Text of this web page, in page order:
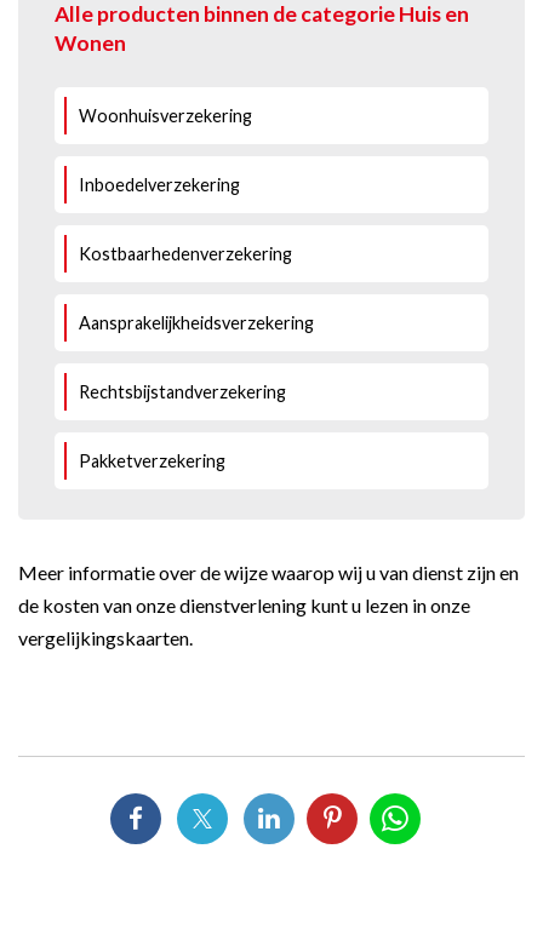
Alle producten binnen de categorie Huis en
Wonen
Woonhuisverzekering
Inboedelverzekering
Kostbaarhedenverzekering
Aansprakelijkheidsverzekering
Rechtsbijstandverzekering
Pakketverzekering
Meer informatie over de wijze waarop wij u van dienst zijn en
de kosten van onze dienstverlening kunt u lezen in onze
vergelijkingskaarten.